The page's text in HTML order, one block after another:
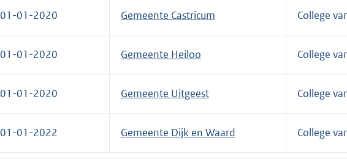
01-01-2020 Gemeente Castricum College
01-01-2020 Gemeente Heiloo College
01-01-2020 Gemeente Uitgeest College
01-01-2022 Gemeente Dijk en Waard College